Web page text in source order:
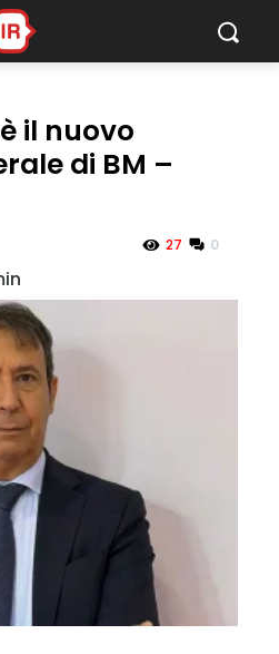
Accedi
il nuovo
di BM –
27 0